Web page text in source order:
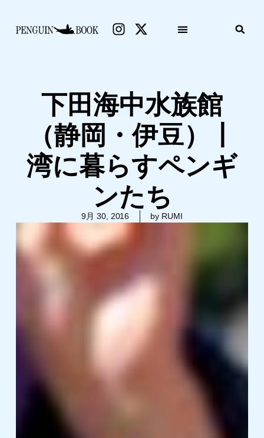
下田海中水族館
（静岡・伊豆）丨
湾に暮らすペンギ
ンたち
9月 30, 2016 by RUMI